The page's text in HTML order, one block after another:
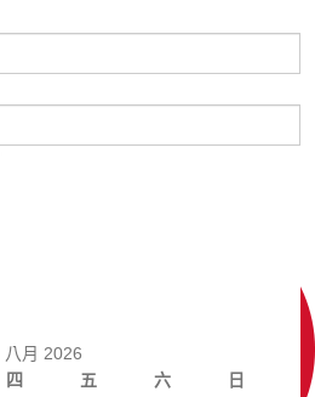
八月 2026
四 五 六 日